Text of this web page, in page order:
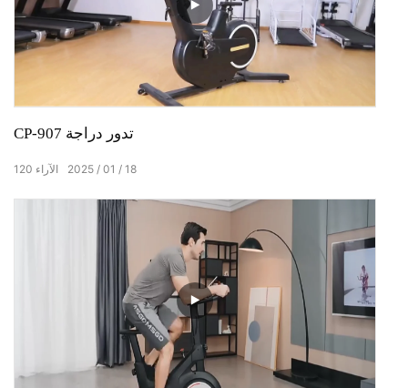
CP-907 تدور دراجة
2025 01 18
120 الآراء